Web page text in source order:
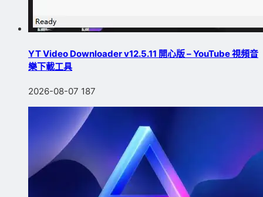
YT Video Downloader v12.5.11 開心版 – YouTube 視頻音
樂下載工具
2026-08-07 187